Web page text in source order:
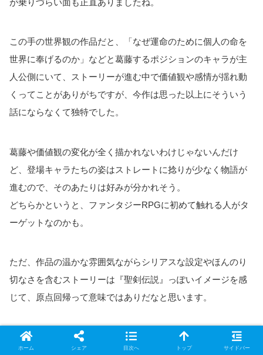
この手の世界観の作品だと、「なぜ運命のために個人の命を
世界に奉げるのか」などと葛藤するポジションのキャラが主
人公側にいて、ストーリーが進む中で価値観や感情が揺れ動
くってことがありがちですが、今作は思った以上にそういう
話にならなくて独特でした。
葛藤や価値観の変化が全く描かれないわけじゃないんだけ
ど、登場キャラたちの姿はストレートに捻りが少なく物語が
進むので、そのあたりは好みが分かれそう。
どちらかというと、ファンタジーRPGに初めて触れる人がタ
ーゲットなのかも。
ただ、作品の温かな雰囲気ながらシリアスな設定やほんのり
切なさを含むストーリーは『聖剣伝説』っぽいイメージを感
じて、原点回帰って意味ではありだなと思います。
中盤くらいまでムービーが度々差し込まれるのは
ホーム シェア 目次へ トップ サイドバー